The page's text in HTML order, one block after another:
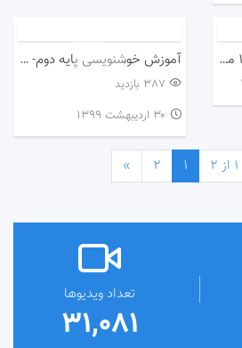
آموزش خوشنویسی درس۱۷ مثل دانشمندان_فارسی پایه دوم آموزش خوشنویسی پایه دوم- درس پرچم
387 بازدید
۳۰ اردیبهشت ۱۳۹۹
1
2
»
تعداد ویدیوها
31,081